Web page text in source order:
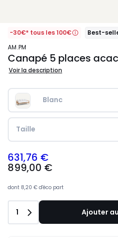
-30€* tous les 100€
Best-
AM.PM
Canapé 5 places
Voir la description
Blanc
Taille
899,00
€
à
programme
pour
payer
631,76 €
899,00 €
dont 8,20 € d'éco part
Quantité
1 Ajouter